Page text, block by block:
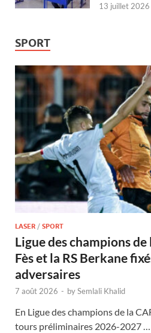
13 juillet 2026
SPORT
LASER / SPORT
Ligue des champions de
Fès et la RS Berkane
adversaires
7 août 2026 - bySemlali Khalid
En Ligue des champions de la
tours préliminaires 2026-2027 …